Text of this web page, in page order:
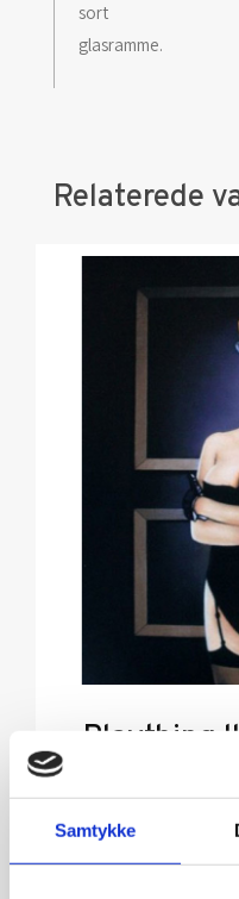
Samtykke
sort
glasramme.
Relaterede
Plaything